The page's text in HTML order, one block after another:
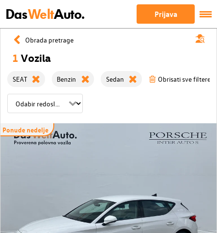
DasWeltAuto. Prijava
Obrada pretrage
1 Vozila
SEAT Benzin Sedan Obrisati sve filtere
Ponude nedelje